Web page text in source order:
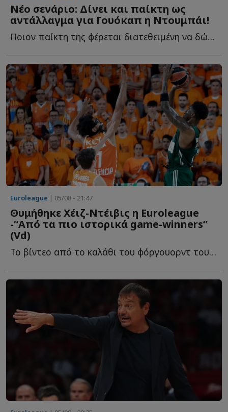
Νέο σενάριο: Δίνει και παίκτη ως
αντάλλαγμα για Γουόκαπ η Ντουμπάι!
Ποιον παίκτη της φέρεται διατεθειμένη να δώσει στον Ο...
Euroleague | 05/08 - 21:47
Θυμήθηκε Χέιζ-Ντέιβις η Euroleague
-“Από τα πιο ιστορικά game-winners”
(Vd)
To βίντεο από το καλάθι του φόργουορντ του Παναθηναϊκού, π...